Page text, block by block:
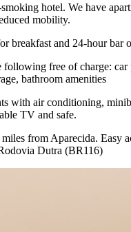
hotel. We have
mobility.
breakfast and 24-hour bar
following free of charge:
bathroom amenities
with air conditioning,
TV and safe.
from Aparecida. Easy
Dutra (BR116)